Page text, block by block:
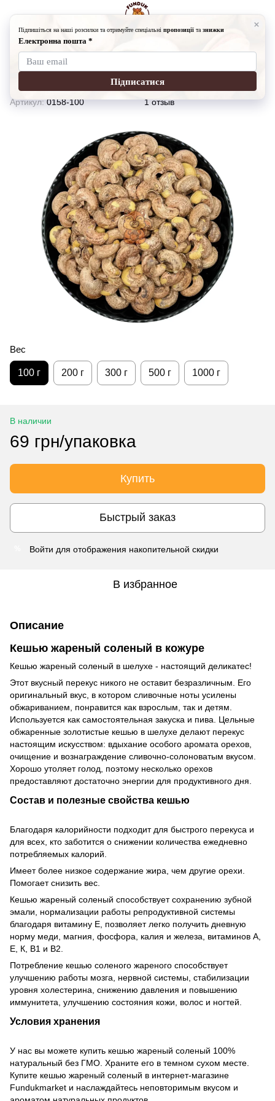
Орешки Кешью жаренный соленый в кожуре 100гр
Кешью жаренный соленый в кожуре
Артикул:0158-100 1 отзыв
Вес
100 г 200 г 300 г 500 г 1000 г
В наличии
69 грн/упаковка
Купить
Быстрый заказ
Войти для отображения накопительной скидки
В избранное
Описание
Кешью жареный соленый в кожуре
Кешью жареный соленый в шелухе - настоящий деликатес!
Этот вкусный перекус никого не оставит безразличным. Его
оригинальный вкус, в котором сливочные ноты усилены
обжариванием, понравится как взрослым, так и детям.
Используется как самостоятельная закуска и пива. Цельные
обжаренные золотистые кешью в шелухе делают перекус
настоящим искусством: вдыхание особого аромата орехов,
очищение и вознаграждение сливочно-солоноватым вкусом.
Хорошо утоляет голод, поэтому несколько орехов
предоставляют достаточно энергии для продуктивного дня.
Состав и полезные свойства кешью
Благодаря калорийности подходит для быстрого перекуса и
для всех, кто заботится о снижении количества ежедневно
потребляемых калорий.
Имеет более низкое содержание жира, чем другие орехи.
Помогает снизить вес.
Кешью жареный соленый способствует сохранению зубной
эмали, нормализации работы репродуктивной системы
благодаря витамину Е, позволяет легко получить дневную
норму меди, магния, фосфора, калия и железа, витаминов А,
Е, К, В1 и В2.
Потребление кешью соленого жареного способствует
улучшению работы мозга, нервной системы, стабилизации
уровня холестерина, снижению давления и повышению
иммунитета, улучшению состояния кожи, волос и ногтей.
Условия хранения
У нас вы можете купить кешью жареный соленый 100%
натуральный без ГМО. Храните его в темном сухом месте.
Купите кешью жареный соленый в интернет-магазине
Fundukmarket и наслаждайтесь неповторимым вкусом и